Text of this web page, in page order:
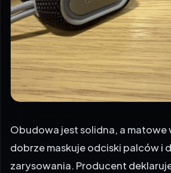
Obudowa jest solidna, a
dobrze maskuje odciski palców i
zarysowania. Producent